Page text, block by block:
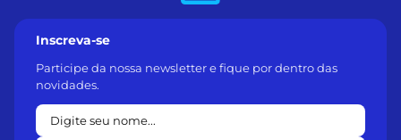
Inscreva-se
Participe da nossa newsletter e fique por dentro das
novidades.